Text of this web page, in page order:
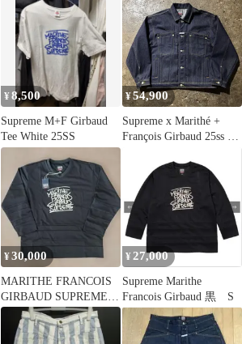
¥8,500
Supreme M+F Girbaud
Tee White 25SS
¥54,900
Supreme x Marithé +
François Girbaud 25ss X-
Jacket リジッド インデ
ィゴ L シュプリーム マ
リテフランソワジルボ
ー デニムジャケット ト
ラッカージャケット
¥30,000
MARITHE FRANCOIS
GIRBAUD SUPREME M
サイズ
¥ 27,000
Supreme Marithe
Francois Girbaud 黒 S